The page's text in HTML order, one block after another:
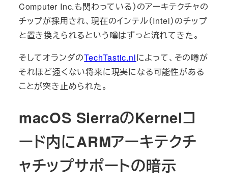
Computer Inc.も関わっている）のアーキテクチャの
チップが採用され、現在のインテル（Intel）のチップ
と置き換えられるという噂はずっと流れてきた。
そしてオランダのTechTastic.nlによって、その噂が
それほど遠くない将来に現実になる可能性がある
ことが突き止められた。
macOS SierraのKernelコ
ード内にARMアーキテクチ
ャチップサポートの暗示